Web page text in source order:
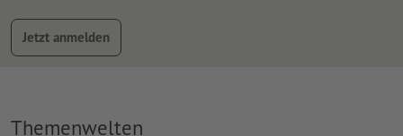
Jetzt anmelden
Themenwelten